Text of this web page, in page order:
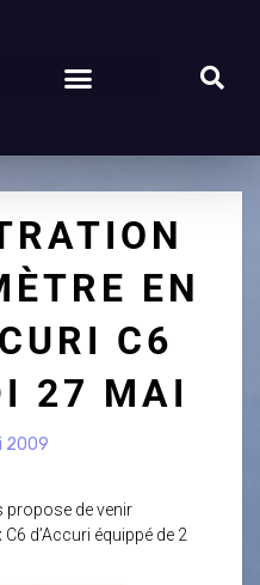
EN
C6
27 MAI
2009
propose de venir
d’Accuri équippé de 2